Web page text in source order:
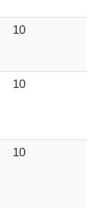
10
10
10